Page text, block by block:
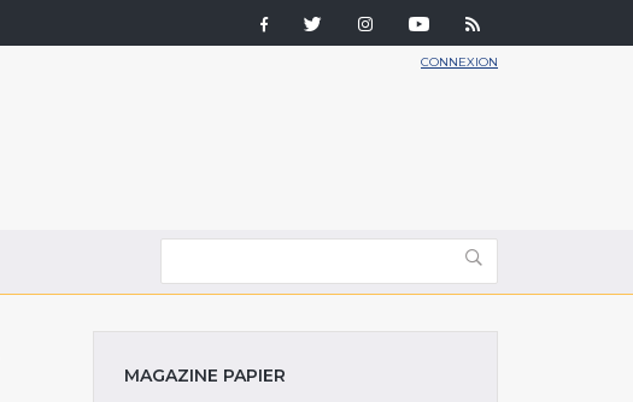
CONNEXION
MAGAZINE PAPIER